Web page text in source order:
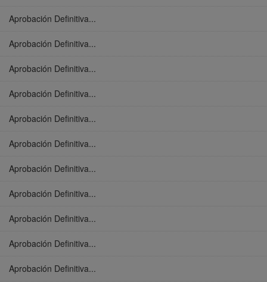
Aprobación Definitiva...
Aprobación Definitiva...
Aprobación Definitiva...
Aprobación Definitiva...
Aprobación Definitiva...
Aprobación Definitiva...
Aprobación Definitiva...
Aprobación Definitiva...
Aprobación Definitiva...
Aprobación Definitiva...
Aprobación Definitiva...